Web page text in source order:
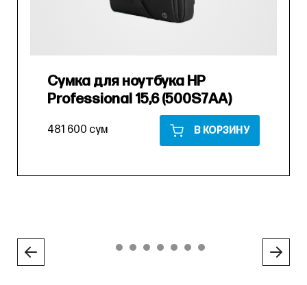
Сумка для ноутбука HP
Professional 15,6 (500S7AA)
481 600 сум В КОРЗИНУ